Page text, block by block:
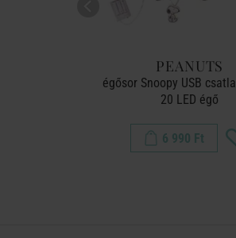
PEANUTS
égősor Snoopy USB
20 LED égő
6 990 Ft